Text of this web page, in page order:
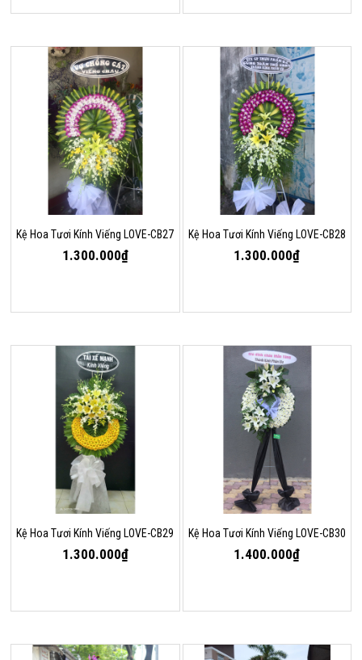
Kệ Hoa Tươi Kính Viếng LOVE-CB27
1.300.000₫
Kệ Hoa Tươi Kính Viếng LOVE-CB28
1.300.000₫
Kệ Hoa Tươi Kính Viếng LOVE-CB29
1.300.000₫
Kệ Hoa Tươi Kính Viếng LOVE-CB30
1.400.000₫